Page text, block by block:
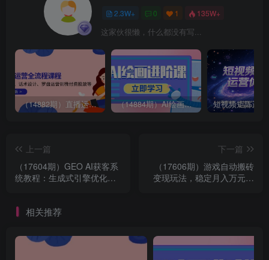
2.3W+ 0 1 135W+
这家伙很懒，什么都没有写...
（14882期）直播运营全流程课程-5月更新：从起号、话术设计、罗盘运营到微付费投放等 （14884期）AI绘画进阶课，涵盖电商摄影等多领域，PS操作与AI工具使用全面教学
上一篇
（17604期）GEO AI获客系
统教程：生成式引擎优化核
下一篇
（17606期）游戏自动搬砖
变现玩法，稳定月入万元，
相关推荐